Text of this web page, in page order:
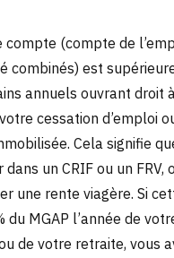
compte (compte de
combinés) est
annuels ouvrant droit
cessation d’emploi
Cela signifie
un CRIF ou un FRV,
une rente viagère. Si
MGAP l’année de
de votre retraite, vous